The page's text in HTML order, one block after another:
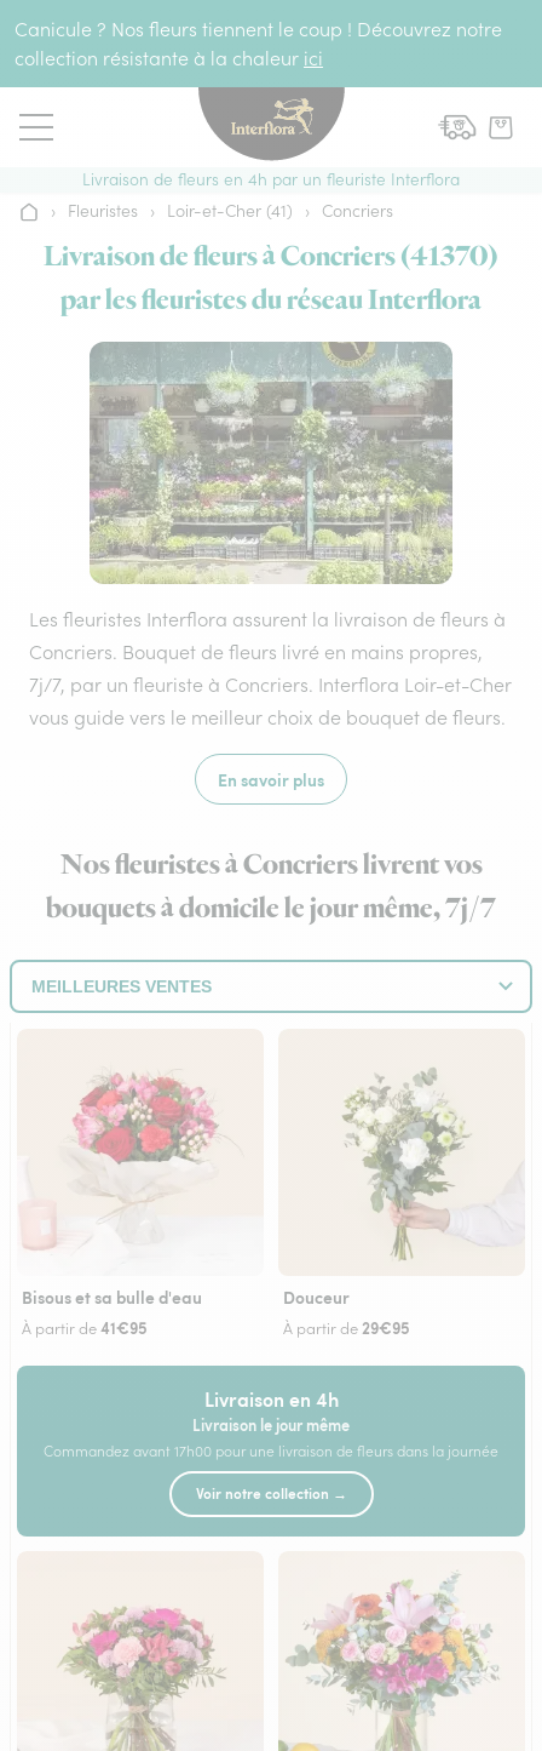
Canicule ? Nos fleurs tiennent le coup ! Découvrez notre
collection résistante à la chaleur ici
Livraison de fleurs en 4h par un fleuriste Interflora
Accueil
› Fleuristes › Loir-et-Cher (41) › Concriers
Livraison de fleurs à Concriers (41370)
par les fleuristes du réseau Interflora
Les fleuristes Interflora assurent la livraison de fleurs à
Concriers. Bouquet de fleurs livré en mains propres,
7j/7, par un fleuriste à Concriers. Interflora Loir-et-Cher
vous guide vers le meilleur choix de bouquet de fleurs.
En savoir plus
Nos fleuristes à Concriers livrent vos
bouquets à domicile le jour même, 7j/7
Bisous et sa bulle d'eau
À partir de41€95
Douceur
À partir de29€95
Livraison en 4h
Livraison le jour même
Commandez avant 17h00 pour une livraison de fleurs dans la journée
Voir notre collection →